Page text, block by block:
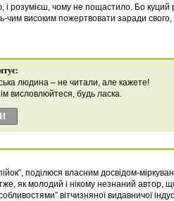
розумієш, чому не пощастило. Бо куций
чим високим пожертвовати заради свого,
людина – не читали, але кажете!
висловлюйтеся, будь ласка.
поділюся власним досвідом-
як молодий і нікому незнаний автор,
вітчизняної видавничої